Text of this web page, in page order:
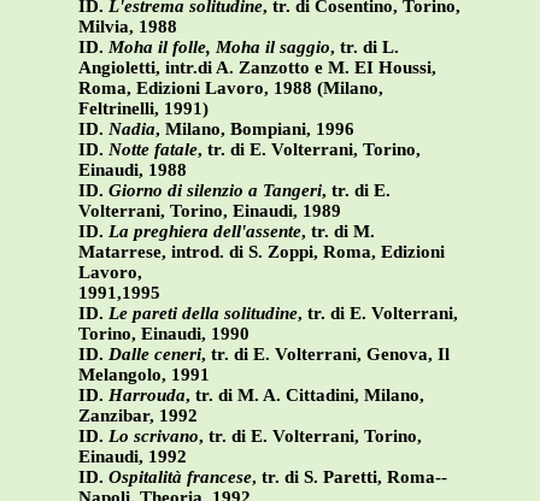
ID. L'estrema solitudine, tr. di Cosentino, Torino,
Milvia, 1988
ID. Moha il folle, Moha il saggio, tr. di L.
Angioletti, intr.di A. Zanzotto e M. EI Houssi,
Roma, Edizioni Lavoro, 1988 (Milano,
Feltrinelli, 1991)
ID. Nadia, Milano, Bompiani, 1996
ID. Notte fatale, tr. di E. Volterrani, Torino,
Einaudi, 1988
ID. Giorno di silenzio a Tangeri, tr. di E.
Volterrani, Torino, Einaudi, 1989
ID. La preghiera dell'assente, tr. di M.
Matarrese, introd. di S. Zoppi, Roma, Edizioni
Lavoro,
1991,1995
ID. Le pareti della solitudine, tr. di E. Volterrani,
Torino, Einaudi, 1990
ID. Dalle ceneri, tr. di E. Volterrani, Genova, Il
Melangolo, 1991
ID. Harrouda, tr. di M. A. Cittadini, Milano,
Zanzibar, 1992
ID. Lo scrivano, tr. di E. Volterrani, Torino,
Einaudi, 1992
ID. Ospitalità francese, tr. di S. Paretti, Roma--